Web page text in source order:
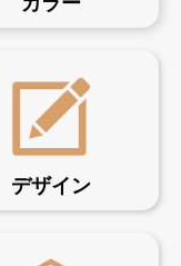
デザイン